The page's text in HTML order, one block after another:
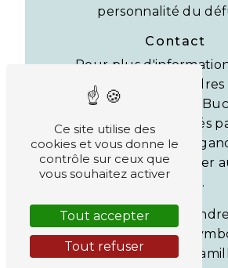
personnalité du
Contact
Pour plus
dispersion des
ville de La Teste de
services proposés
Crématorium de
pouvez les contacter
52 98 24.
La dispersion des
geste chargé de
permettant aux
Ce site utilise des
cookies et vous donne le
contrôle sur ceux que
vous souhaitez activer
Tout accepter
Tout refuser